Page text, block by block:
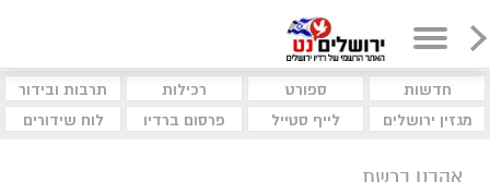
חדשות ספורט רכילות
תרבות ובידור
מגזין ירושלים
לייף סטייל פרסום ברדיו לוח שידורים
אהבנו ברשת